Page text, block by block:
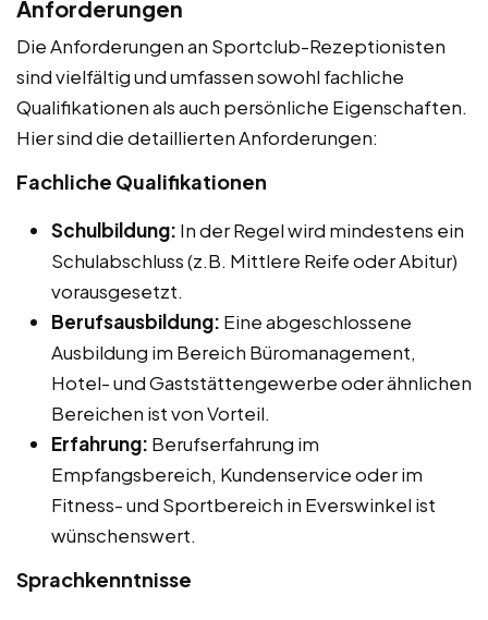
Anforderungen
Die Anforderungen an Sportclub-Rezeptionisten
sind vielfältig und umfassen sowohl fachliche
Qualifikationen als auch persönliche Eigenschaften.
Hier sind die detaillierten Anforderungen:
Fachliche Qualifikationen
Schulbildung: In der Regel wird mindestens ein
Schulabschluss (z.B. Mittlere Reife oder Abitur)
vorausgesetzt.
Berufsausbildung: Eine abgeschlossene
Ausbildung im Bereich Büromanagement,
Hotel- und Gaststättengewerbe oder ähnlichen
Bereichen ist von Vorteil.
Erfahrung: Berufserfahrung im
Empfangsbereich, Kundenservice oder im
Fitness- und Sportbereich in Everswinkel ist
wünschenswert.
Sprachkenntnisse